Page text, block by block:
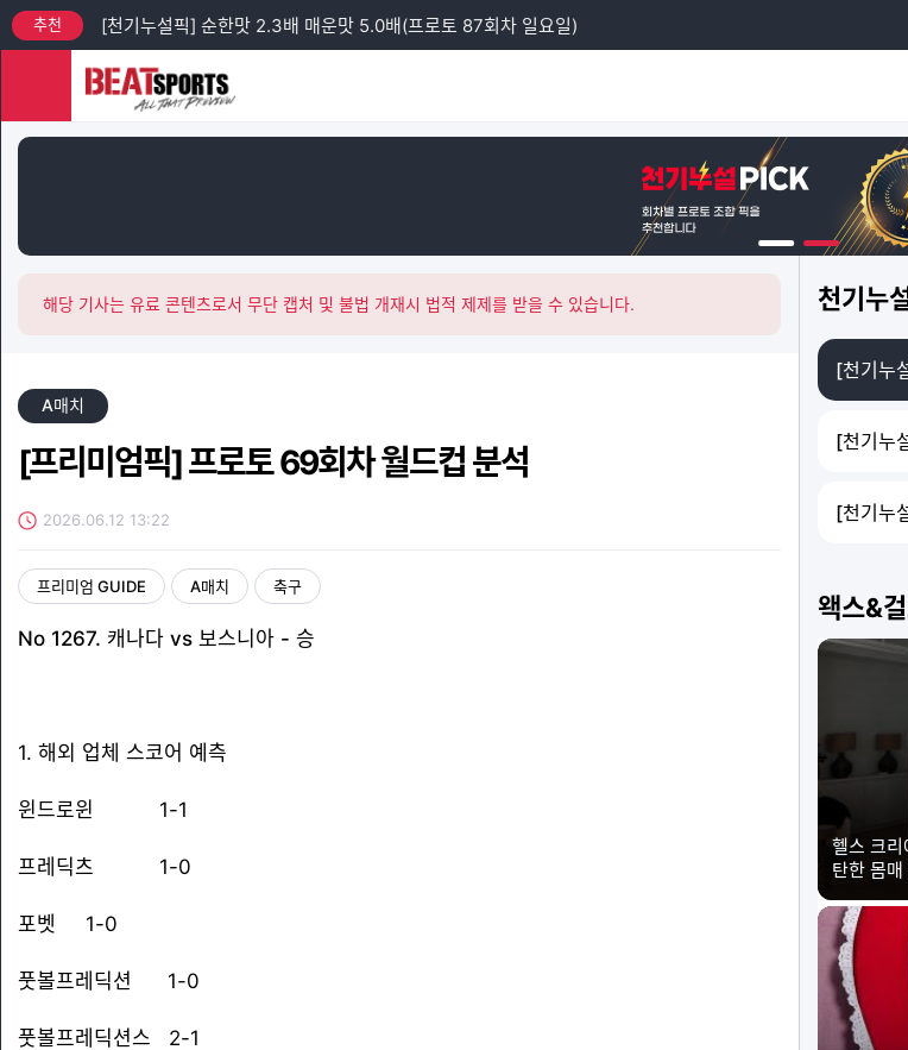
추천 [천기누설픽] 순한맛 2.3배 매운맛 5.0배(프로토 87회차 일요일)
[프리미엄픽] 프로토 88회차 엘리테세리엔 + 챔피언스리그 예선 분석
추천
해당 기사는 유료 콘텐츠로서 무단 캡처 및 불법 개재시 법적 제제를 받을 수 있습니다.
A매치
[프리미엄픽] 프로토 69회차 월드컵 분석
2026.06.12 13:22
프리미엄 GUIDE A매치 축구
No 1267. 캐나다 vs 보스니아 - 승
1. 해외 업체 스코어 예측
윈드로윈 1-1
프레딕츠 1-0
포벳 1-0
풋볼프레딕션 1-0
풋볼프레딕션스 2-1
천기누
[천기누
[천기누
[천기누
왝스&
헬스 크
탄한 몸